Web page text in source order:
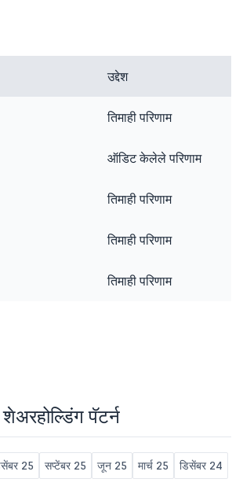
उद्देश
तिमाही परिणाम
ऑडिट केलेले परिणाम
तिमाही परिणाम
तिमाही परिणाम
तिमाही परिणाम
पॅटर्न
25 सप्टेंबर 25 जून 25 मार्च 25
डिसेंबर 24